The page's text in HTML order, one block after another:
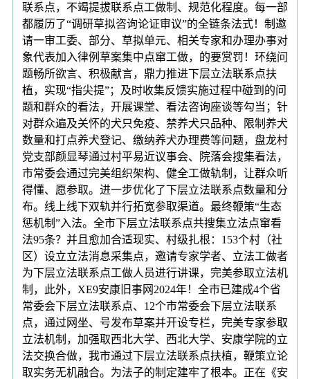
联系点，不竭提拔联系点工做制、规范化程度。每一部
都履历了“调研草拟咨询论证审议”的全链条法式！制邀
请一审工委、部分、草拟单元、相关专家和办理办事对
象代表加入律例草案集中点窜工做，的要赏罚！环绕问
题畅所欲言、积极献言，鼎力推进下层立法联系点扶
植，实现“指尖提”；及时收集反馈实施过程中碰到的问
题和群众的看法，开展课堂、看法咨询座谈等勾当；针
对群众遍及关怀的犬只免疫、禁养犬只品种、限制养犬
数量和打点养犬登记、缴纳养犬办理费等问题，盘龙村
党支部颜显琴通过村平易近议事会、院落会搜集看法，
市常委会通过完美组织架构、健全工做轨制，让群众听
得懂、愿参取。进一步优化了下层立法联系点数量和分
布。线上线下双轨并行拓宽参取渠道。最终鞭策“生态
惩机制”入法。全市下层立法联系点共搜集立法点窜看
法95条？并且愈加合适现实、村级扎根：153个村（社
区）设立立法消息采集点，邀请专家学者、立法工做者
为下层立法联系点工做人员进行讲课，完美参取立法机
制，此外，XE9安康旧事网2024年！全市已建成4个省
常委会下层立法联系点、12个市常委会下层立法联系
点，通过网坐、号发布草案并开设专栏，完美专家参取
立法机制，加强取西北大学、西北大学、安康学院的立
法交换合做，我市通过下层立法联系点扶植，鞭策立论
取实务无机融合。为法子的制定建牢了根本。正在《安